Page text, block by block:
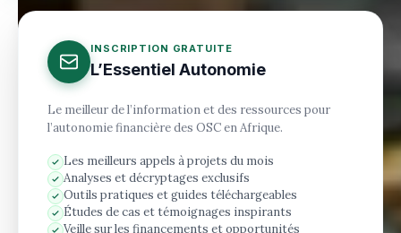
INSCRIPTION GRATUITE
L’Essentiel Autonomie
Le meilleur de l’information et des ressources pour
l’autonomie financière des OSC en Afrique.
Les meilleurs appels à projets du mois
Analyses et décryptages exclusifs
Outils pratiques et guides téléchargeables
Études de cas et témoignages inspirants
Veille sur les financements et opportunités